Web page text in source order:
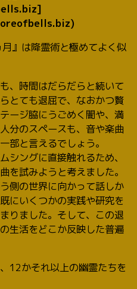
』は降霊術と極めてよく似
、時間はだらだらと続いて
とても退屈で、なおかつ贅
ージ脇にうごめく闇や、満
分のスペースも、音や楽曲
部と言えるでしょう。
シングに直接触れるため、
を試みようと考えました。
側の世界に向かって話しか
にいくつかの実践や研究を
りました。そして、この退
生活をどこか反映した普遍
12かそれ以上の幽霊たちを